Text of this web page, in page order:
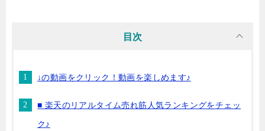
目次
↓の動画をクリック！動画を楽しめます♪
■ 楽天のリアルタイム売れ筋人気ランキングをチェッ
ク♪